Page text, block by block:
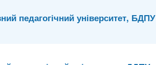
педагогічний університет, БДПУ